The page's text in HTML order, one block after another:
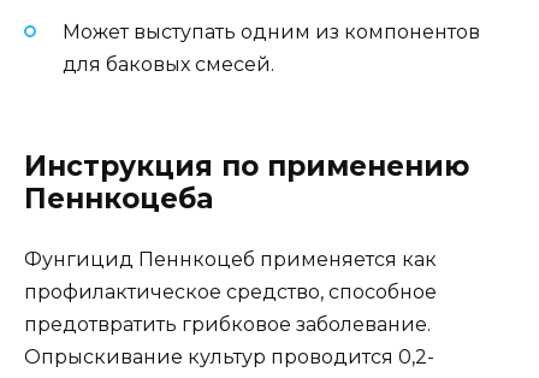
Может выступать одним из компонентов
для баковых смесей.
Инструкция по применению
Пеннкоцеба
Фунгицид Пеннкоцеб применяется как
профилактическое средство, способное
предотвратить грибковое заболевание.
Опрыскивание культур проводится 0,2-